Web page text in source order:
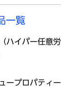
一覧
ハイパー任意労
ープロパティー